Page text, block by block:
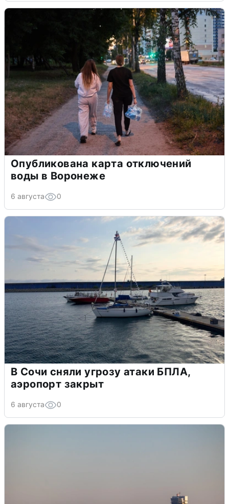
Опубликована карта отключений
воды в Воронеже
6 августа 0
В Сочи сняли угрозу атаки БПЛА,
аэропорт закрыт
6 августа 0